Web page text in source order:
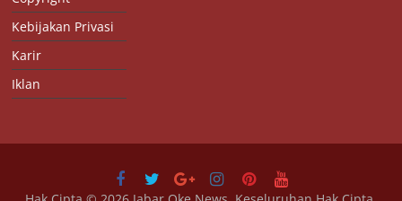
Kebijakan Privasi
Karir
Iklan